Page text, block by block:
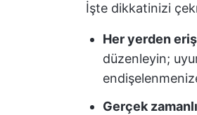
İşte dikkatinizi
Her yerden
düzenleyin;
Gerçek